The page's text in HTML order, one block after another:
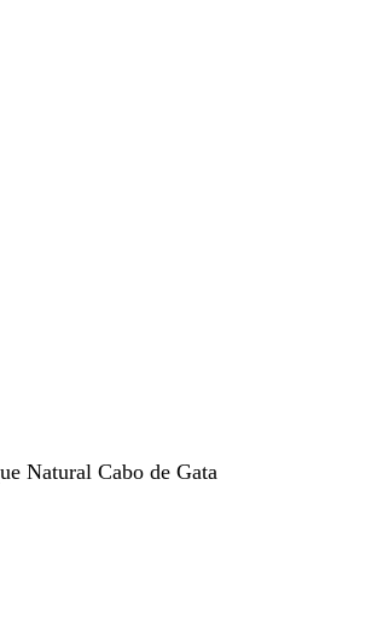
Natural Cabo de Gata